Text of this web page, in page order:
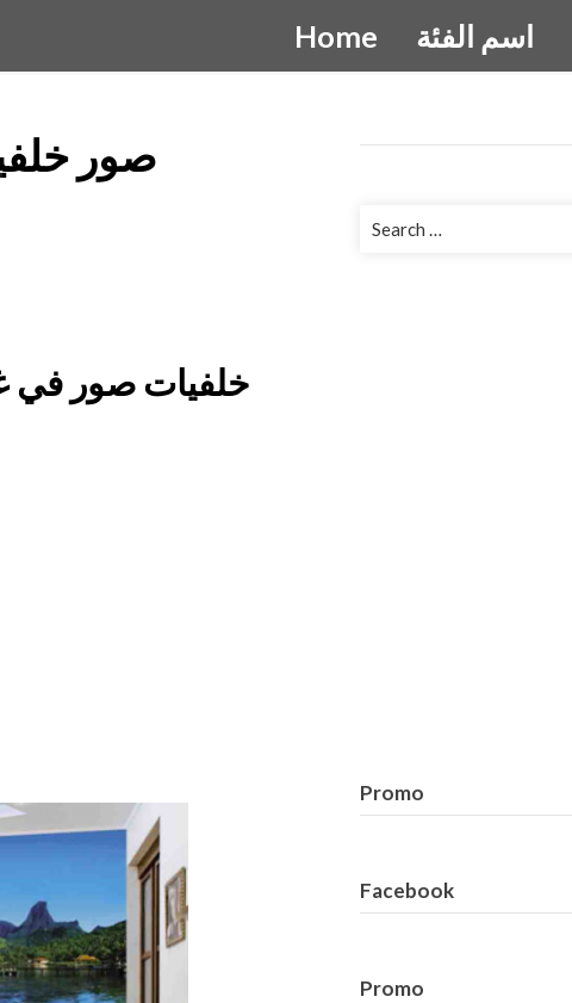
Home اسم الفئة
صور
خلفيات صور في
Promo
Facebook
Promo